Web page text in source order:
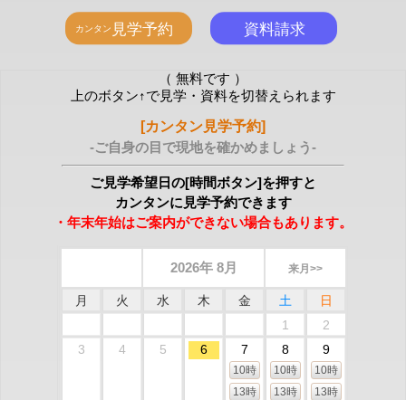
（ 無料です ）
上のボタン↑で見学・資料を切替えられます
[カンタン見学予約]
-ご自身の目で現地を確かめましょう-
ご見学希望日の[時間ボタン]を押すと
カンタンに見学予約できます
・年末年始はご案内ができない場合もあります。
2026年 8月 来月>>
月 火 水 木 金 土
日
1
2
3
4 5 6 7
10時
13時
8
10時
13時
9
10時
13時